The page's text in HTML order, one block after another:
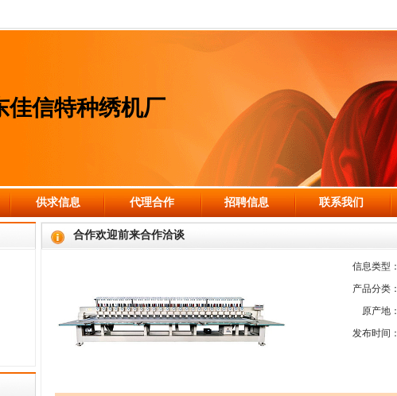
佳信特种绣机厂
供求信息 代理合作 招聘信息 联系我们
合作欢迎前来合作洽谈
信息类型：
产品分类：
原产地：
发布时间：